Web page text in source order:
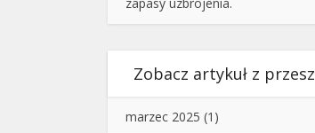
Zobacz artykuł z
marzec 2025 (1)